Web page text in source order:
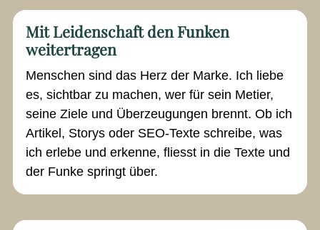
Mit Leidenschaft den Funken
weitertragen
Menschen sind das Herz der Marke. Ich liebe
es, sichtbar zu machen, wer für sein Metier,
seine Ziele und Überzeugungen brennt. Ob ich
Artikel, Storys oder SEO-Texte schreibe, was
ich erlebe und erkenne, fliesst in die Texte und
der Funke springt über.